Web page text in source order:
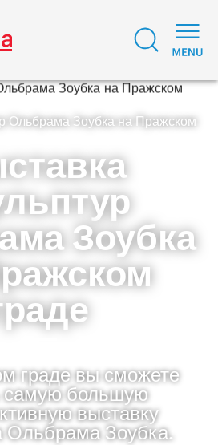
Ольбрама Зоубка на Пражском
Зоубка
граде вы сможете
самую большую
выставку
Ольбрама Зоубка.